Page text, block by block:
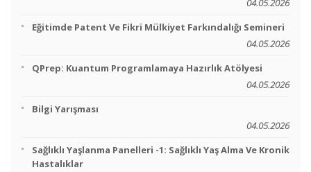
04.05.2026
Eğitimde Patent Ve Fikri Mülkiyet Farkındalığı Semineri
04.05.2026
QPrep: Kuantum Programlamaya Hazırlık Atölyesi
04.05.2026
Bilgi Yarışması
04.05.2026
Sağlıklı Yaşlanma Panelleri -1: Sağlıklı Yaş Alma Ve Kronik
Hastalıklar